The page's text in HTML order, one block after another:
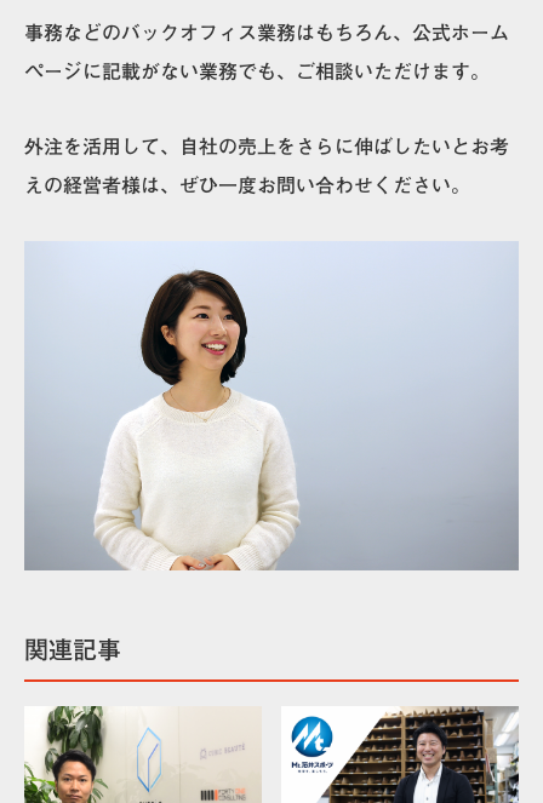
事務などのバックオフィス業務はもちろん、公式ホーム
ページに記載がない業務でも、ご相談いただけます。
外注を活用して、自社の売上をさらに伸ばしたいとお考
えの経営者様は、ぜひ一度お問い合わせください。
関連記事